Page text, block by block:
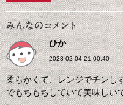
ひか
2023-02-04 21:00:40
柔らかくて、レンジでチンし
でもちもちしていて美味しい